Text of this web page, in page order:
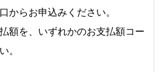
からお申込みください。
額を、いずれかのお支払額コー
。